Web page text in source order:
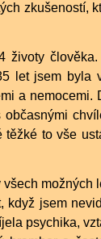
zkušeností,
životy člověka.
let jsem byla
a nemocemi.
těžké to vše
možných
když jsem
psychika,